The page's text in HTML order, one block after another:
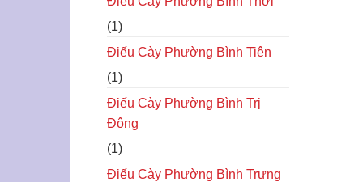
(1)
Điếu Cày Phường Bình Tiên
(1)
Điếu Cày Phường Bình Trị
Đông
(1)
Điếu Cày Phường Bình Trưng